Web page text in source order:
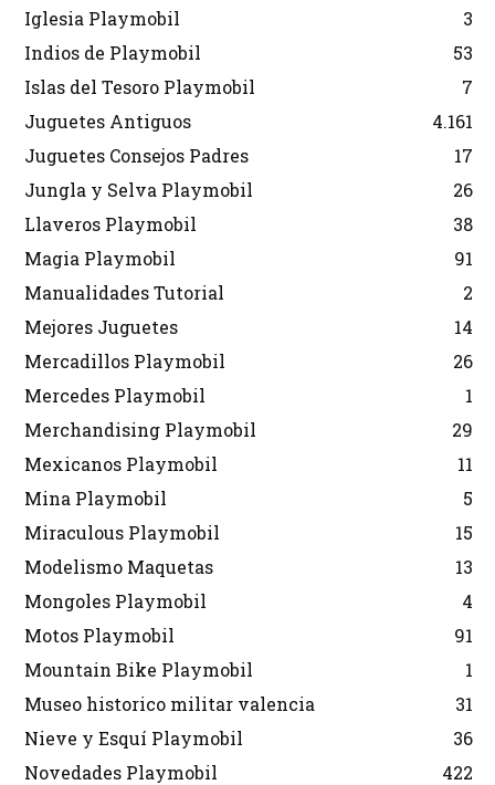
Iglesia Playmobil
3
Indios de Playmobil
53
Islas del Tesoro Playmobil
7
Juguetes Antiguos
4.161
Juguetes Consejos Padres
17
Jungla y Selva Playmobil
26
Llaveros Playmobil
38
Magia Playmobil
91
Manualidades Tutorial
2
Mejores Juguetes
14
Mercadillos Playmobil
26
Mercedes Playmobil
1
Merchandising Playmobil
29
Mexicanos Playmobil
11
Mina Playmobil
5
Miraculous Playmobil
15
Modelismo Maquetas
13
Mongoles Playmobil
4
Motos Playmobil
91
Mountain Bike Playmobil
1
Museo historico militar valencia
31
Nieve y Esquí Playmobil
36
Novedades Playmobil
422